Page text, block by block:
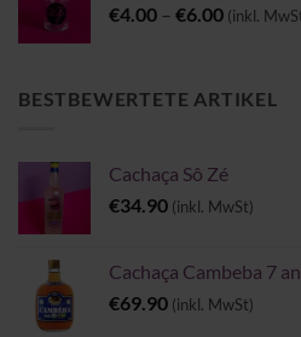
€4.00 – €6.00
€6.00
(inkl.
BESTBEWERTETE ARTIKEL
Cachaça Sô Zé
€34.90 (inkl. MwSt)
Cachaça Cambeba 7
€69.90 (inkl. MwSt)